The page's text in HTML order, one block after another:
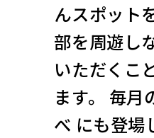
んスポット
部を周遊し
いただくこ
ます。 毎月
べ にも登場